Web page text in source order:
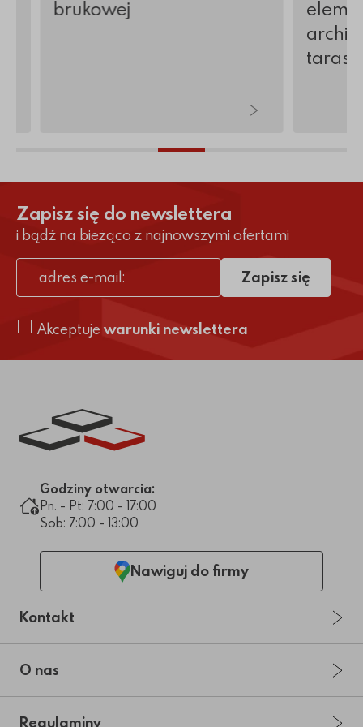
brukowej
tarasy
Zapisz się do newslettera
i bądź na bieżąco z najnowszymi ofertami
adres e-mail
Akceptuje warunki newslettera
Zapisz się
Link do strony głównej
Godziny otwarcia:
Pn. - Pt: 7:00 - 17:00
Sob: 7:00 - 13:00
Nawiguj do firmy
Kontakt
O nas
Regulaminy